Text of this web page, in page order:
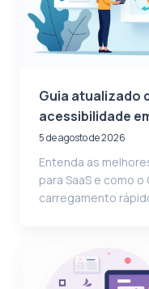
Guia atualizado
acessibilidade
5 de agosto de 2026
Entenda as
para SaaS e como
carregamento